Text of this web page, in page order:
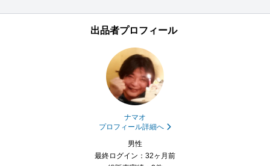
出品者プロフィール
ナマオ
プロフィール詳細へ
男性
最終ログイン：32ヶ月前